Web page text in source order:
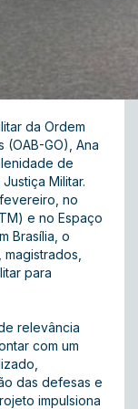
da Ordem
(OAB-GO), Ana
de
Militar.
no
e no Espaço
Brasília, o
para
relevância
com um
das defesas e
impulsiona